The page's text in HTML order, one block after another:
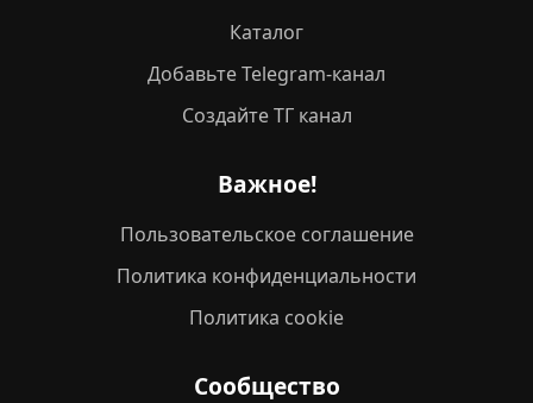
Каталог
Добавьте Telegram-канал
Создайте ТГ канал
Важное!
Пользовательское соглашение
Политика конфиденциальности
Политика cookie
Сообщество